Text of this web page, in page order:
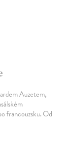
Auzetem,
francouzsku. Od